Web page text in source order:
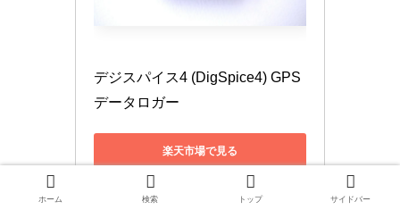
デジスパイス4 (DigSpice4) GPS
データロガー
楽天市場で見る
ホーム 検索 トップ サイドバー